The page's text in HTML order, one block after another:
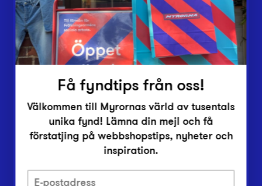
Inlämningsplatser
Om Myrorna
Lediga jobb
Pressrum
Integritetsskyddspolicy
Få fyndtips från oss!
Välkommen till Myrornas värld av tusentals
unika fynd! Lämna din mejl och få
förstatjing på webbshopstips, nyheter och
inspiration.